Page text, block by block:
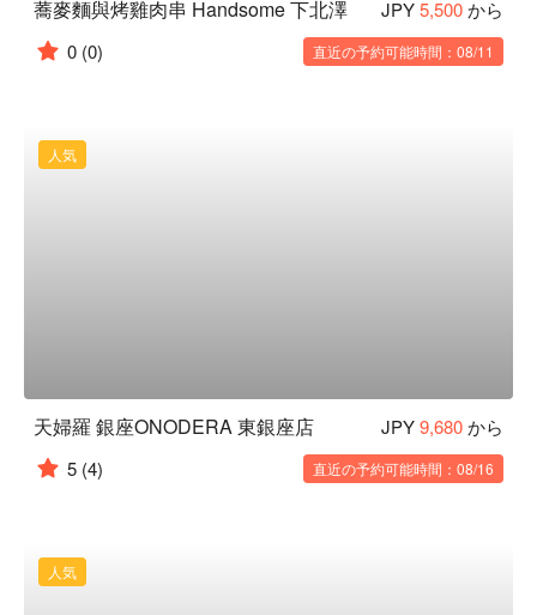
蕎麥麵與烤雞肉串 Handsome 下北澤 JPY5,500から
0 (0) 直近の予約可能時間：08/11
人気
天婦羅 銀座ONODERA 東銀座店 JPY9,680から
5 (4) 直近の予約可能時間：08/16
人気